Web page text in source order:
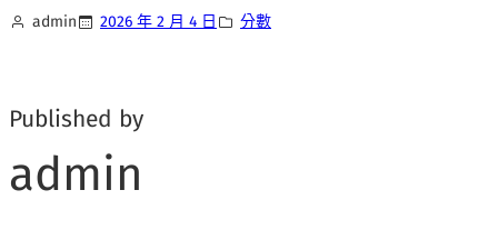
admin 2026 年 2 月 4 日 分數
Published by
admin